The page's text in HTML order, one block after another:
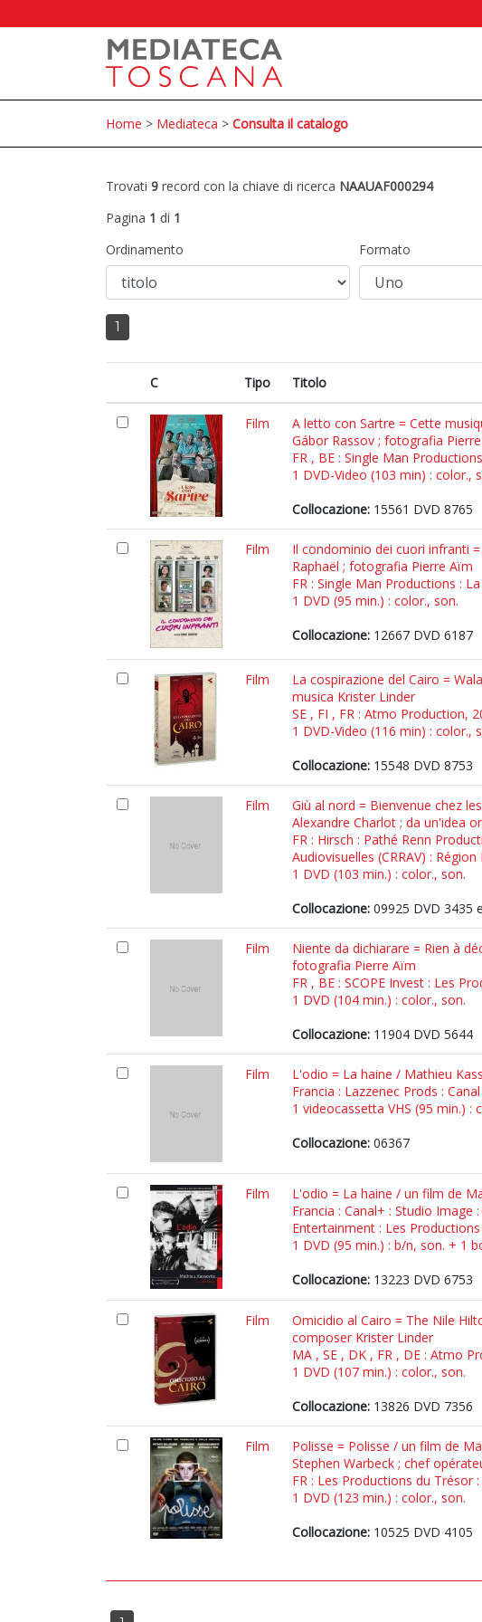
Home > Mediateca > Consulta il catalogo
Trovati 9 record con la chiave di ricerca NAAUAF000294
Pagina 1 di 1
Ordinamento
Formato
1
C Tipo Titolo
Film
A letto con Sartre = Cette
Gábor Rassov ; fotografia
FR , BE : Single Man
1 DVD-Video (103 min) :
Collocazione: 15561 DVD 8765
Film
Il condominio dei cuori infranti
Raphaël ; fotografia Pierre Aïm
FR : Single Man Productions :
1 DVD (95 min.) : color., son.
Collocazione: 12667 DVD 6187
Film
La cospirazione del Cairo =
musica Krister Linder
SE , FI , FR : Atmo Production,
1 DVD-Video (116 min) :
Collocazione: 15548 DVD 8753
Film
Giù al nord = Bienvenue chez
Alexandre Charlot ; da un'idea
FR : Hirsch : Pathé Renn
Audiovisuelles (CRRAV) :
1 DVD (103 min.) : color., son.
Collocazione: 09925 DVD 3435
Film
Niente da dichiarare = Rien à
fotografia Pierre Aïm
FR , BE : SCOPE Invest : Les
1 DVD (104 min.) : color., son.
Collocazione: 11904 DVD 5644
Film
L'odio = La haine / Mathieu
Francia : Lazzenec Prods :
1 videocassetta VHS (95 min.) :
Collocazione: 06367
Film
L'odio = La haine / un film de
Francia : Canal+ : Studio Image
Entertainment : Les
1 DVD (95 min.) : b/n, son. + 1
Collocazione: 13223 DVD 6753
Film
Omicidio al Cairo = The Nile
composer Krister Linder
MA , SE , DK , FR , DE : Atmo
1 DVD (107 min.) : color., son.
Collocazione: 13826 DVD 7356
Film
Polisse = Polisse / un film de
Stephen Warbeck ; chef
FR : Les Productions du Trésor
1 DVD (123 min.) : color., son.
Collocazione: 10525 DVD 4105